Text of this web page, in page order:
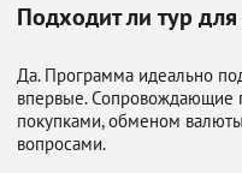
Подходит ли тур
Да. Программа идеально
впервые. Сопровождающие
покупками, обменом
вопросами.